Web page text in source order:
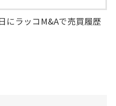
にラッコM&Aで売買履歴